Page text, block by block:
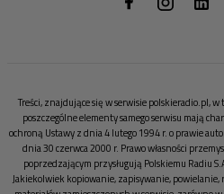
Treści, znajdujące się w serwisie polskieradio.pl,
poszczególne elementy samego serwisu mają
ochroną Ustawy z dnia 4 lutego 1994 r. o prawie
dnia 30 czerwca 2000 r. Prawo własności
poprzedzającym przysługują Polskiemu Radiu
Jakiekolwiek kopiowanie, zapisywanie,